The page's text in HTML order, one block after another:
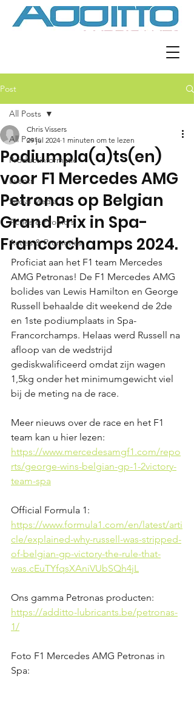
Post
All Posts
Productinformatie
Events
Social Media
Acties & Promo's
Acties & Promoties
All Posts
Podiumpla(a)ts(en)
voor F1 Mercedes AMG
Petronas op Belgian
Grand Prix in Spa-
Francorchamps 2024.
Chris Vissers
29 jul 2024 1 minuten om te lezen
Proficiat aan het F1 team Mercedes
AMG Petronas! De F1 Mercedes AMG
bolides van Lewis Hamilton en George
Russell behaalde dit weekend de 2de
en 1ste podiumplaats in Spa-
Francorchamps. Helaas werd Russell na
afloop van de wedstrijd
gediskwalificeerd omdat zijn wagen
1,5kg onder het minimumgewicht viel
bij de meting na de race.
Meer nieuws over de race en het F1
team kan u hier lezen:
https://www.mercedesamgf1.com/repo
rts/george-wins-belgian-gp-1-2victory-
team-spa
Official Formula 1:
https://www.formula1.com/en/latest/arti
cle/explained-why-russell-was-stripped-
of-belgian-gp-victory-the-rule-that-
was.cEuTYfqsXAniVUbSQh4jL
Ons gamma Petronas producten:
https://additto-lubricants.be/petronas-
1/
Foto F1 Mercedes AMG Petronas in
Spa: